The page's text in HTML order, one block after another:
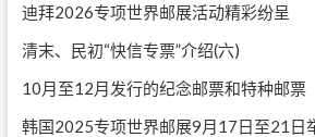
迪拜2026专项世界邮展活动精彩纷呈
清末、民初“快信专票”介绍(六)
10月至12月发行的纪念邮票和特种邮票
韩国2025专项世界邮展9月17日至21日